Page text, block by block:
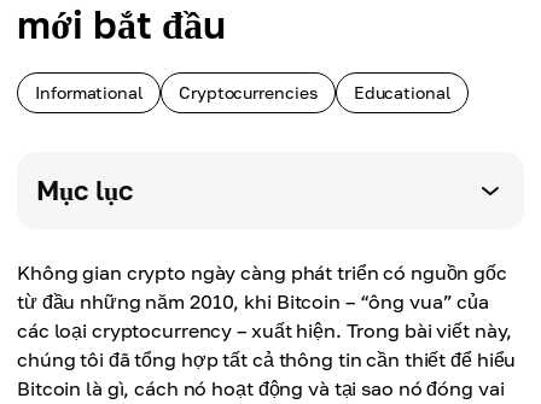
mới bắt đầu
Informational Cryptocurrencies Educational
Mục lục
Không gian crypto ngày càng phát triển có nguồn gốc
từ đầu những năm 2010, khi Bitcoin – “ông vua” của
các loại cryptocurrency – xuất hiện. Trong bài viết này,
chúng tôi đã tổng hợp tất cả thông tin cần thiết để hiểu
Bitcoin là gì, cách nó hoạt động và tại sao nó đóng vai